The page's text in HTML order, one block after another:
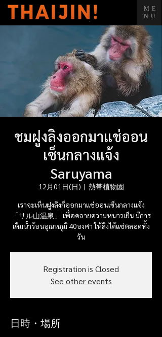
ME
NU
ชมฝูงลิงออกมาแช่ออน
เซ็นกลางแจ้ง
Saruyama
12月01日(日)
  |
熱帯植物園
เราจะเห็นฝูงลิงก็ออกมาแช่ออนเซ็นกลางแจ้ง
「サル山温泉」 เพื่อคลายความหนาวเย็น มีการ
เติมน้ำร้อนอุณหภูมิ 40องศา ให้ลิงได้แช่ตลอดทั้ง
วัน
Registration is Closed
See other events
日時・場所